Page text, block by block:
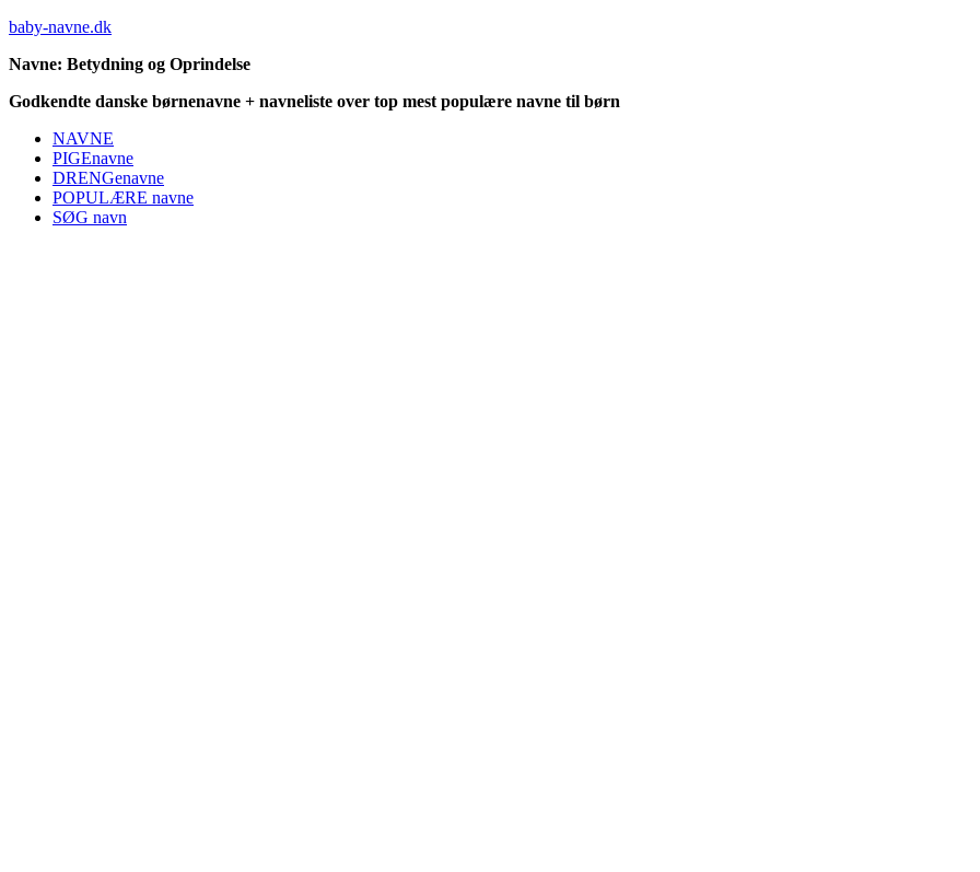
baby-navne.dk
Navne: Betydning og Oprindelse
Godkendte danske børnenavne + navneliste over top mest populære navne til børn
NAVNE
PIGEnavne
DRENGenavne
POPULÆRE navne
SØG navn